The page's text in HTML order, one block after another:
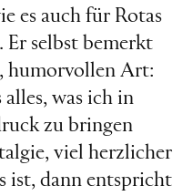
es auch für Rotas
Er selbst bemerkt
humorvollen Art:
alles, was ich in
zu bringen
viel herzlicher
ist, dann entspricht